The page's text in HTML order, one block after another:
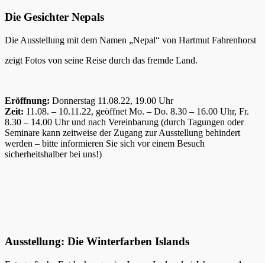
Die Gesichter Nepals
Die Ausstellung mit dem Namen „Nepal“ von Hartmut Fahrenhorst
zeigt Fotos von seine Reise durch das fremde Land.
Eröffnung: Donnerstag 11.08.22, 19.00 Uhr
Zeit: 11.08. – 10.11.22, geöffnet Mo. – Do. 8.30 – 16.00 Uhr, Fr.
8.30 – 14.00 Uhr und nach Vereinbarung (durch Tagungen oder
Seminare kann zeitweise der Zugang zur Ausstellung behindert
werden – bitte informieren Sie sich vor einem Besuch
sicherheitshalber bei uns!)
Ausstellung: Die Winterfarben Islands